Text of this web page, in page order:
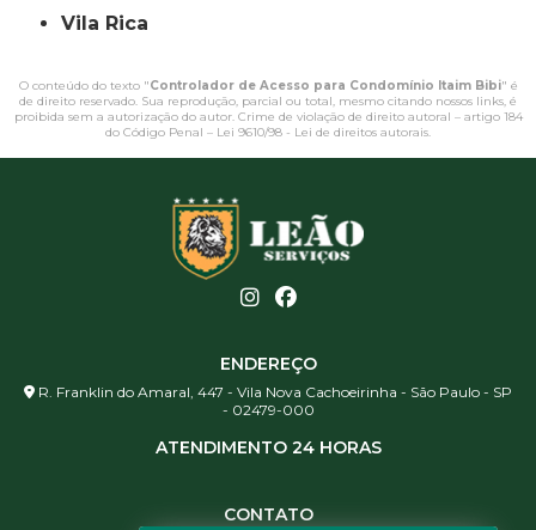
Vila Rica
O conteúdo do texto "Controlador de Acesso para Condomínio Itaim Bibi" é
de direito reservado. Sua reprodução, parcial ou total, mesmo citando nossos links, é
proibida sem a autorização do autor. Crime de violação de direito autoral – artigo 184
do Código Penal – Lei 9610/98 - Lei de direitos autorais.
ENDEREÇO
R. Franklin do Amaral, 447 - Vila Nova Cachoeirinha - São Paulo - SP
- 02479-000
ATENDIMENTO 24 HORAS
CONTATO